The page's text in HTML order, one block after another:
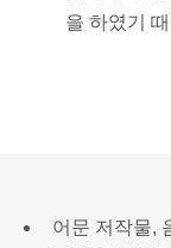
을 하였기
어문 저작물,